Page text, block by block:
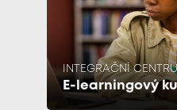
INTEGRAČNÍ
E-learningový